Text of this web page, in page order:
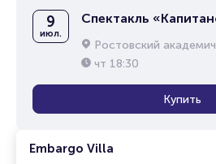
Embargo Villa
9
июл.
Спектакль
Ростовский академический
чт 18:30
Купить